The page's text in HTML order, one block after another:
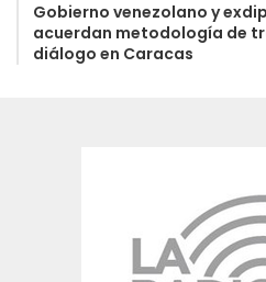
Gobierno venezolano y
acuerdan metodología de
diálogo en Caracas